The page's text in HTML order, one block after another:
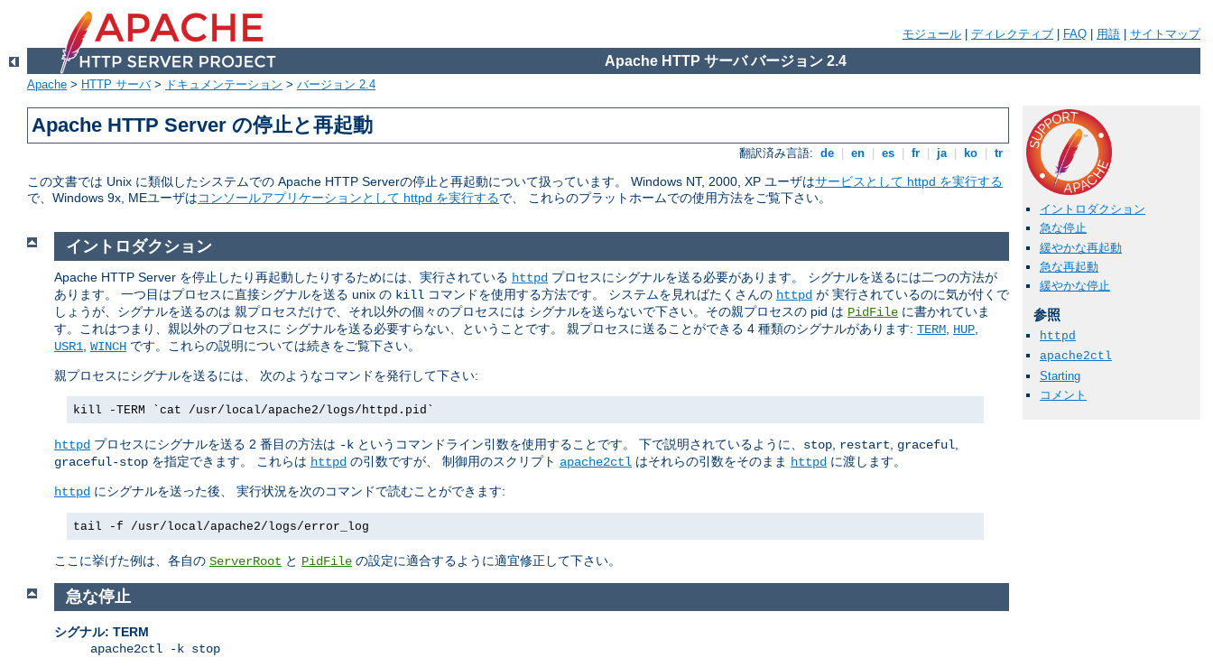
モジュール ディレクティブ FAQ 用語 サイトマップ
Apache HTTP サーバ バージョン 2.4
Apache > HTTP サーバ> ドキュメンテーション > バージョン 2.4
Apache HTTP Server の停止と再起動
翻訳済み言語: de en es fr ja ko tr
この文書では Unix に類似したシステムでの Apache HTTP Serverの停止と再起動について扱っています。 Windows NT, 2000, XP ユーザはサービスとして httpd を実行する
で、Windows 9x, MEユーザはコンソールアプリケーションとして httpd を実行するで、 これらのプラットホームでの使用方法をご覧下さい。
イントロダクション
急な停止
緩やかな再起動
急な再起動
緩やかな停止
参照
httpd
apache2ctl
Starting
コメント
イントロダクション
Apache HTTP Server を停止したり再起動したりするためには、実行されている httpd プロセスにシグナルを送る必要があります。 シグナルを送るには二つの方法が
あります。 一つ目はプロセスに直接シグナルを送る unix の kill コマンドを使用する方法です。 システムを見ればたくさんの httpd が 実行されているのに気が付くで
しょうが、シグナルを送るのは 親プロセスだけで、それ以外の個々のプロセスには シグナルを送らないで下さい。その親プロセスの pid は PidFile に書かれていま
す。これはつまり、親以外のプロセスに シグナルを送る必要すらない、ということです。 親プロセスに送ることができる 4 種類のシグナルがあります: TERM HUP
USR1 WINCH です。これらの説明については続きをご覧下さい。
親プロセスにシグナルを送るには、 次のようなコマンドを発行して下さい:
kill -TERM `cat /usr/local/apache2/logs/httpd.pid`
httpd プロセスにシグナルを送る 2 番目の方法は -k というコマンドライン引数を使用することです。 下で説明されているように、 stop restart graceful
graceful-stop を指定できます。 これらは httpd の引数ですが、 制御用のスクリプト apache2ctl はそれらの引数をそのまま httpd に渡します。
httpd にシグナルを送った後、 実行状況を次のコマンドで読むことができます:
tail -f /usr/local/apache2/logs/error_log
ここに挙げた例は、各自の ServerRoot と PidFile の設定に適合するように適宜修正して下さい。
急な停止
シグナル: TERM
apache2ctl -k stop